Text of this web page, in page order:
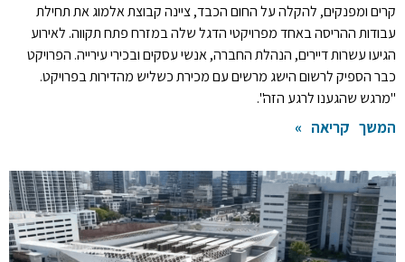
קרים ומפנקים, להקלה על החום הכבד, ציינה קבוצת אלמוג את תחילת
עבודות ההריסה באחד מפרויקטי הדגל שלה במזרח פתח תקווה. לאירוע
הגיעו עשרות דיירים, הנהלת החברה, אנשי עסקים ובכירי עירייה. הפרויקט
כבר הספיק לרשום הישג מרשים עם מכירת כשליש מהדירות בפרויקט.
"מרגש שהגענו לרגע הזה".
המשך קריאה »